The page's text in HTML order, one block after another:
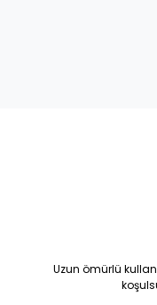
Uzun ömürlü